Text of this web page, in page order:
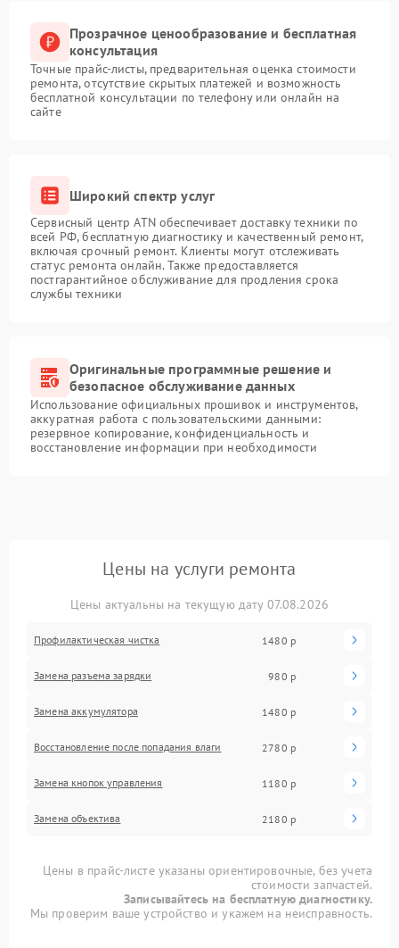
Прозрачное ценообразование и бесплатная
консультация
Точные прайс-листы, предварительная оценка стоимости
ремонта, отсутствие скрытых платежей и возможность
бесплатной консультации по телефону или онлайн на
сайте
Широкий спектр услуг
Сервисный центр ATN обеспечивает доставку техники по
всей РФ, бесплатную диагностику и качественный ремонт,
включая срочный ремонт. Клиенты могут отслеживать
статус ремонта онлайн. Также предоставляется
постгарантийное обслуживание для продления срока
службы техники
Оригинальные программные решение и
безопасное обслуживание данных
Использование официальных прошивок и инструментов,
аккуратная работа с пользовательскими данными:
резервное копирование, конфиденциальность и
восстановление информации при необходимости
Цены на услуги ремонта
Цены актуальны на текущую дату 07.08.2026
Профилактическая чистка 1480 р
Замена разъема зарядки 980 р
Замена аккумулятора 1480 р
Восстановление после попадания влаги 2780 р
Замена кнопок управления 1180 р
Замена объектива 2180 р
Цены в прайс-листе указаны ориентировочные, без учета
стоимости запчастей.
Записывайтесь на бесплатную диагностику.
Мы проверим ваше устройство и укажем на неисправность.